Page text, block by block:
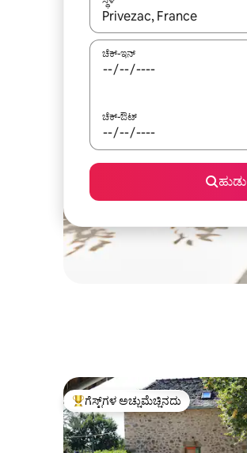
ಫಲಿತಾಂಶಗಳು ಲಭ್ಯವಿರುವಾಗ,
ಚೆಕ್-ಇನ್
ಚೆಕ್-ಔಟ್
ಗೆಸ್ಟ್‌ಗಳಿಗೆ ಅತಿ ಹೆಚ್ಚು ಅಚ್ಚುಮೆಚ್ಚಿನದು
ಗೆಸ್ಟ್‌ಗಳ ಅಚ್ಚುಮೆಚ್ಚಿನದು